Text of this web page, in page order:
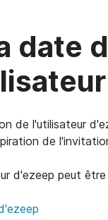
date
de l'utilisateur
de
d'ezeep peut